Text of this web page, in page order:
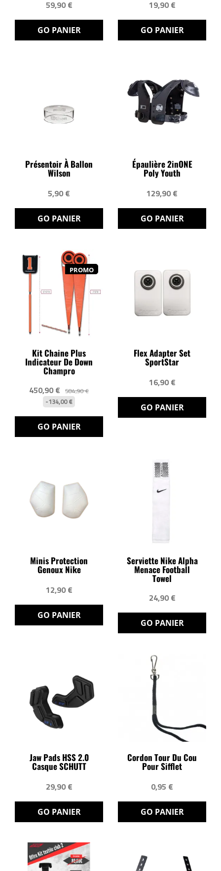
59,90 €
GO PANIER
19,90 €
GO PANIER
Présentoir À Ballon
Wilson
5,90 €
GO PANIER
Épaulière 2inONE
Poly Youth
129,90 €
GO PANIER
PROMO
Kit Chaine Plus
Indicateur De Down
Champro
450,90 € 584,90 €
-134,00 €
GO PANIER
Flex Adapter Set
SportStar
16,90 €
GO PANIER
Minis Protection
Genoux Nike
12,90 €
GO PANIER
Serviette Nike Alpha
Menace Football
Towel
24,90 €
GO PANIER
Jaw Pads HSS 2.0
Casque SCHUTT
29,90 €
GO PANIER
Cordon Tour Du Cou
Pour Sifflet
0,95 €
GO PANIER